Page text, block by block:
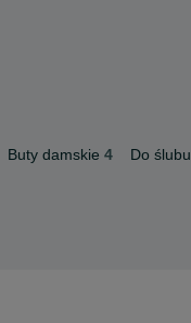
Buty damskie 4 Do ślubu